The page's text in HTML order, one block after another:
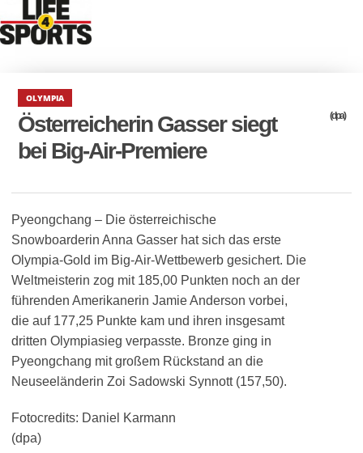
OLYMPIA
Österreicherin Gasser siegt
bei Big-Air-Premiere
(dpa)
Pyeongchang – Die österreichische
Snowboarderin Anna Gasser hat sich das erste
Olympia-Gold im Big-Air-Wettbewerb gesichert. Die
Weltmeisterin zog mit 185,00 Punkten noch an der
führenden Amerikanerin Jamie Anderson vorbei,
die auf 177,25 Punkte kam und ihren insgesamt
dritten Olympiasieg verpasste. Bronze ging in
Pyeongchang mit großem Rückstand an die
Neuseeländerin Zoi Sadowski Synnott (157,50).
Fotocredits: Daniel Karmann
(dpa)